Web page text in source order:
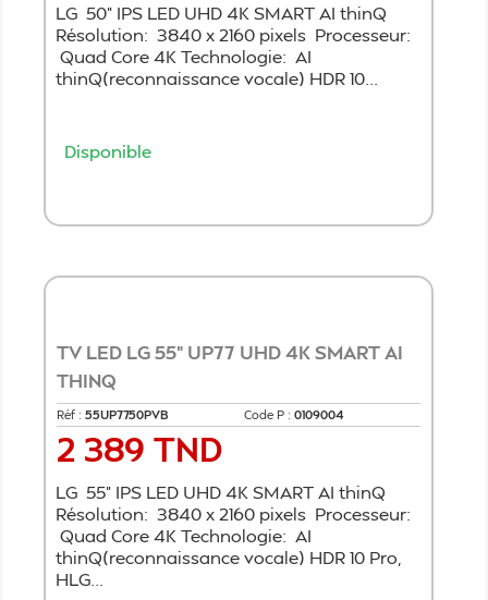
LG 50" IPS LED UHD 4K SMART AI thinQ
Résolution: 3840 x 2160 pixels Processeur:
Quad Core 4K Technologie: AI
thinQ(reconnaissance vocale) HDR 10...
Disponible
TV LED LG 55" UP77 UHD 4K SMART AI
THINQ
Réf : 55UP7750PVB Code P : 0109004
Prix
2 389 TND
LG 55" IPS LED UHD 4K SMART AI thinQ
Résolution: 3840 x 2160 pixels Processeur:
Quad Core 4K Technologie: AI
thinQ(reconnaissance vocale) HDR 10 Pro,
HLG...